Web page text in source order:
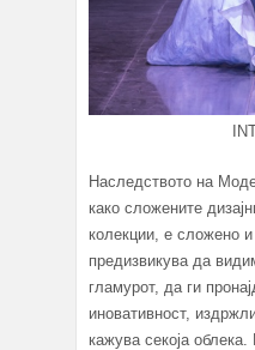
Наследството на
како сложените
колекции, е сложено
предизвикува да
гламурот, да ги
иновативност,
кажува секоја